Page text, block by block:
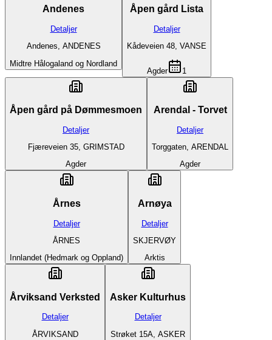
Andenes
Detaljer
Andenes, ANDENES
Midtre Hålogaland og Nordland
Åpen gård Lista
Detaljer
Kådeveien 48, VANSE
Agder 1
Åpen gård på Dømmesmoen
Detaljer
Fjæreveien 35, GRIMSTAD
Agder
Arendal - Torvet
Detaljer
Torggaten, ARENDAL
Agder
Årnes
Detaljer
ÅRNES
Innlandet (Hedmark og Oppland)
Arnøya
Detaljer
SKJERVØY
Arktis
Årviksand Verksted
Detaljer
ÅRVIKSAND
Asker Kulturhus
Detaljer
Strøket 15A, ASKER